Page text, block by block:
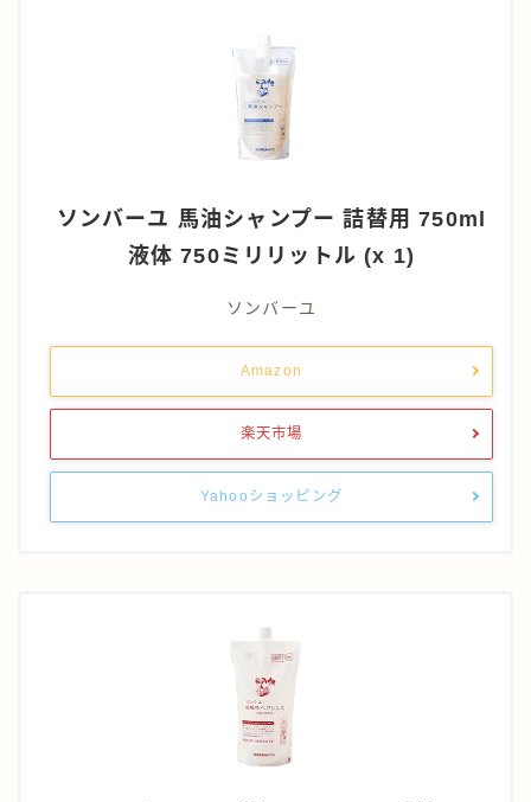
ソンバーユ 馬油シャンプー 詰替用 750ml
液体 750ミリリットル (x 1)
ソンバーユ
Amazon
楽天市場
Yahooショッピング